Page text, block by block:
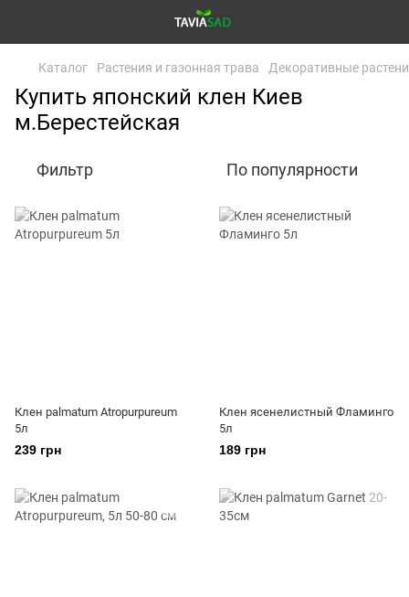
Каталог Растения и газонная трава Декоративные
Купить японский клен Киев
м.Берестейская
Фильтр По популярности
Клен palmatum Atropurpureum
5л
239 грн
Клен ясенелистный Фламинго
5л
189 грн